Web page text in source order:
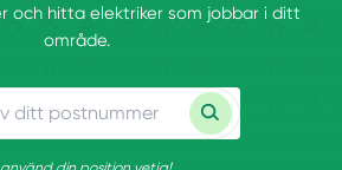
och hitta elektriker som jobbar i ditt
område.